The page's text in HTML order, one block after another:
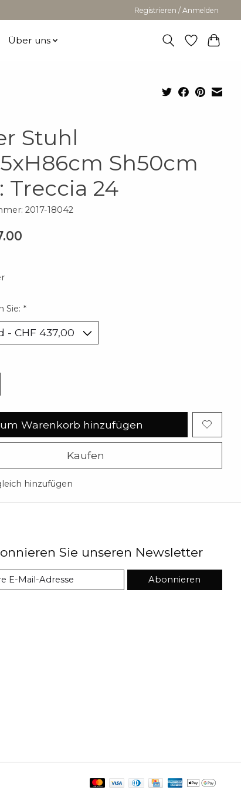
Registrieren / Anmelden
Über uns
Stuhl
Sh50cm
Treccia 24
2017-18042
Sie: *
Warenkorb hinzufügen
Kaufen
hinzufügen
Sie unseren Newsletter
Abonnieren